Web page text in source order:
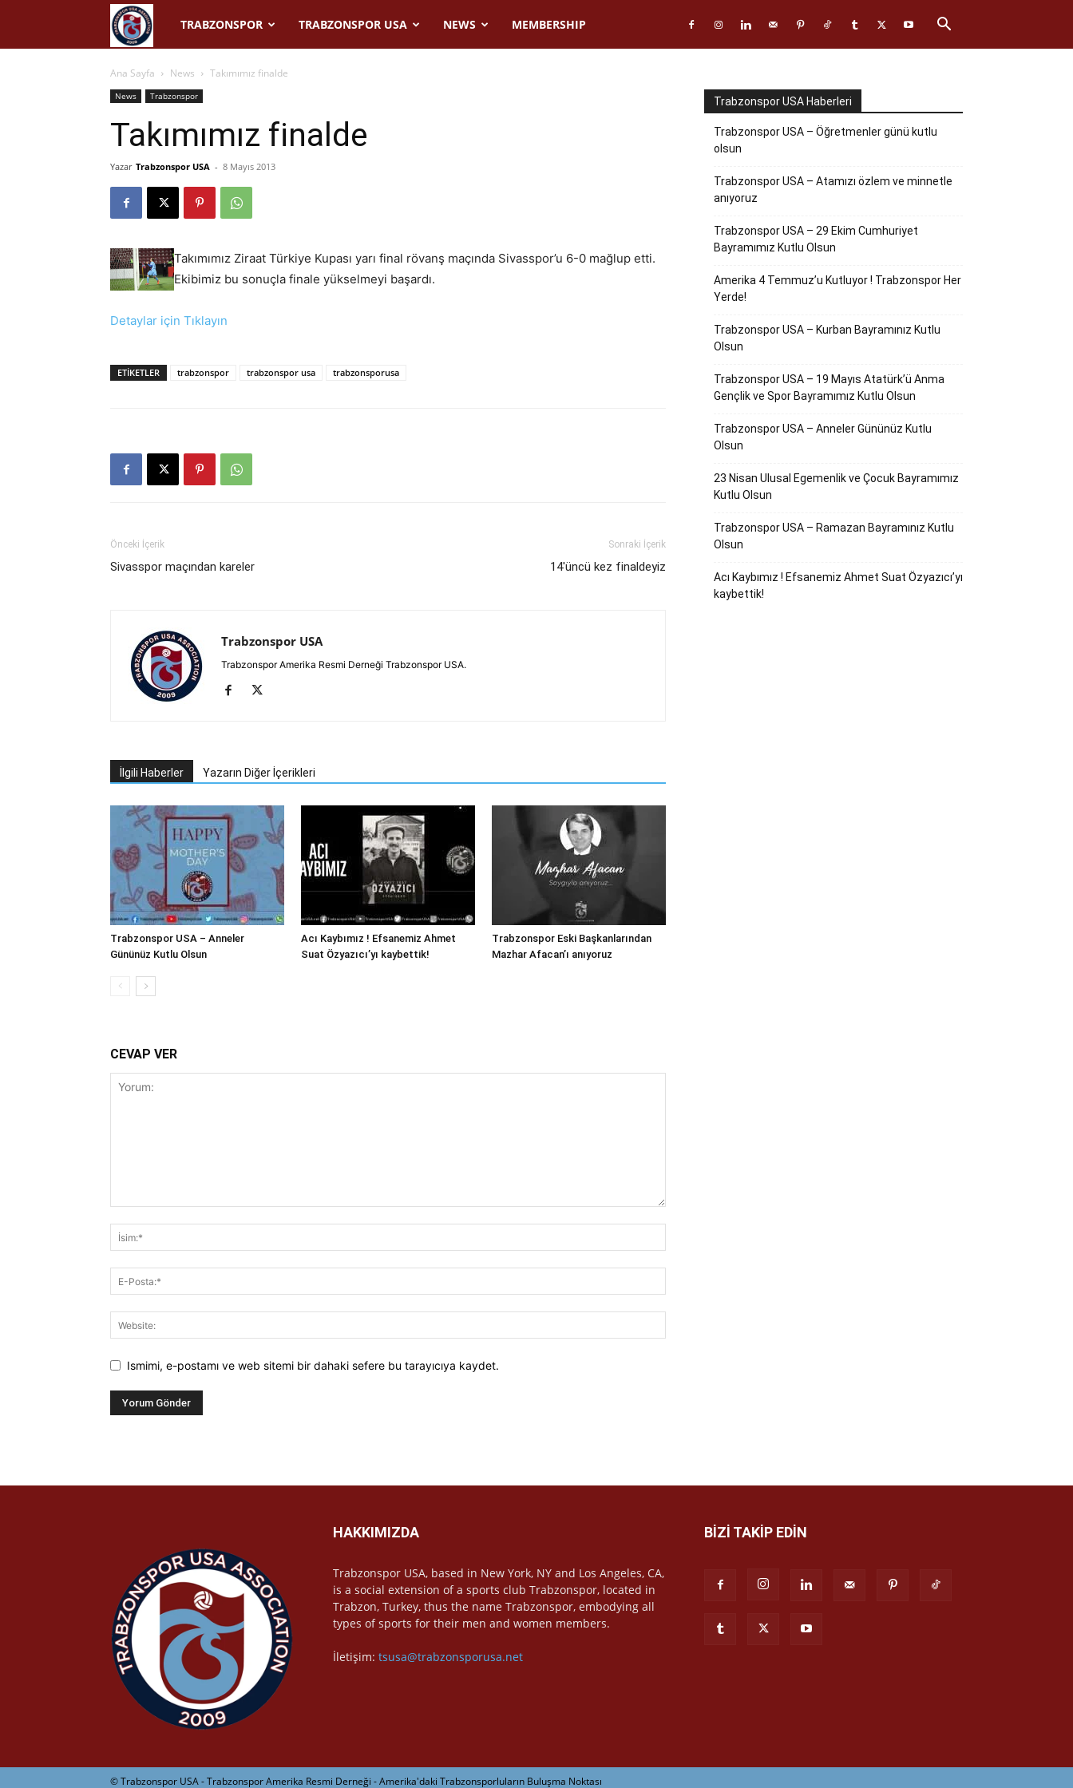
Trabzonspor
USA
TRABZONSPOR TRABZONSPOR USA NEWS MEMBERSHIP
Ana Sayfa News Takımımız finalde
News Trabzonspor
Takımımız finalde
Yazar Trabzonspor USA - 8 Mayıs 2013
Takımımız Ziraat Türkiye Kupası yarı final rövanş maçında Sivasspor’u 6-0 mağlup etti.
Ekibimiz bu sonuçla finale yükselmeyi başardı.
Detaylar için Tıklayın
ETIKETLER trabzonspor trabzonspor usa trabzonsporusa
Önceki İçerik
Sivasspor maçından kareler
Sonraki İçerik
14'üncü kez finaldeyiz
Trabzonspor USA
Trabzonspor Amerika Resmi Derneği Trabzonspor USA.
İlgili Haberler Yazarın Diğer İçerikleri
Trabzonspor USA – Anneler
Gününüz Kutlu Olsun
Acı Kaybımız ! Efsanemiz Ahmet
Suat Özyazıcı’yı kaybettik!
Trabzonspor Eski Başkanlarından
Mazhar Afacan’ı anıyoruz
CEVAP VER
Ismimi, e-postamı ve web sitemi bir dahaki sefere bu tarayıcıya kaydet.
Trabzonspor USA Haberleri
Trabzonspor USA – Öğretmenler günü kutlu
olsun
Trabzonspor USA – Atamızı özlem ve minnetle
anıyoruz
Trabzonspor USA – 29 Ekim Cumhuriyet
Bayramımız Kutlu Olsun
Amerika 4 Temmuz’u Kutluyor ! Trabzonspor Her
Yerde!
Trabzonspor USA – Kurban Bayramınız Kutlu
Olsun
Trabzonspor USA – 19 Mayıs Atatürk’ü Anma
Gençlik ve Spor Bayramımız Kutlu Olsun
Trabzonspor USA – Anneler Gününüz Kutlu
Olsun
23 Nisan Ulusal Egemenlik ve Çocuk Bayramımız
Kutlu Olsun
Trabzonspor USA – Ramazan Bayramınız Kutlu
Olsun
Acı Kaybımız ! Efsanemiz Ahmet Suat Özyazıcı’yı
kaybettik!
HAKKIMIZDA
Trabzonspor USA, based in New York, NY and Los Angeles, CA,
is a social extension of a sports club Trabzonspor, located in
Trabzon, Turkey, thus the name Trabzonspor, embodying all
types of sports for their men and women members.
İletişim: tsusa@trabzonsporusa.net
BİZİ TAKİP EDİN
© Trabzonspor USA - Trabzonspor Amerika Resmi Derneği - Amerika'daki Trabzonsporluların Buluşma Noktası